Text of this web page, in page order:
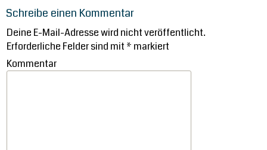
Schreibe einen Kommentar
Deine E-Mail-Adresse wird nicht veröffentlicht.
Erforderliche Felder sind mit * markiert
Kommentar